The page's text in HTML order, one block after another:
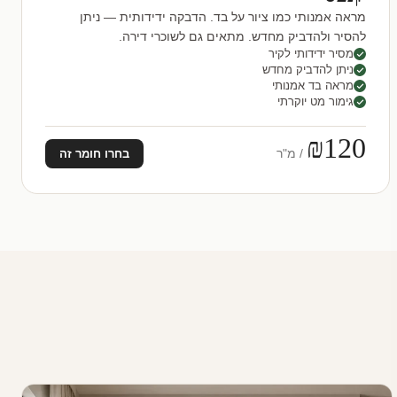
מראה אמנותי כמו ציור על בד. הדבקה ידידותית — ניתן
להסיר ולהדביק מחדש. מתאים גם לשוכרי דירה.
מסיר ידידותי לקיר
ניתן להדביק מחדש
מראה בד אמנותי
גימור מט יוקרתי
₪120 / מ"ר בחרו חומר זה